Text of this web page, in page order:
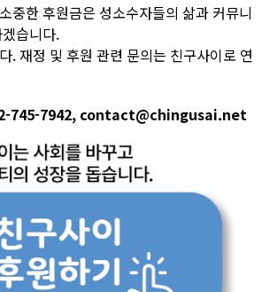
중한 후원금은 성소수자들의 삶과 커뮤니
습니다.
. 재정 및 후원 관련 문의는 친구사이로 연
745-7942, contact@chingusai.net